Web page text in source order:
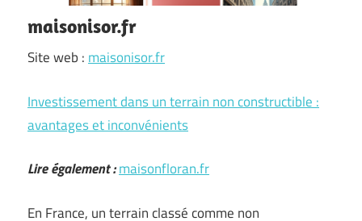
maisonisor.fr
Site web : maisonisor.fr
Investissement dans un terrain non constructible :
avantages et inconvénients
Lire également :maisonfloran.fr
En France, un terrain classé comme non